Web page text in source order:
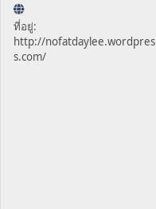
ที่อยู่:
http://nofatdaylee.wordpres
s.com/